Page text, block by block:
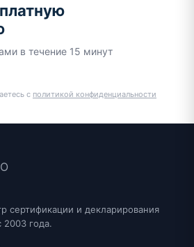
в течение 15 минут
с политикой конфиденциальности
сертификации и декларирования
2003 года.